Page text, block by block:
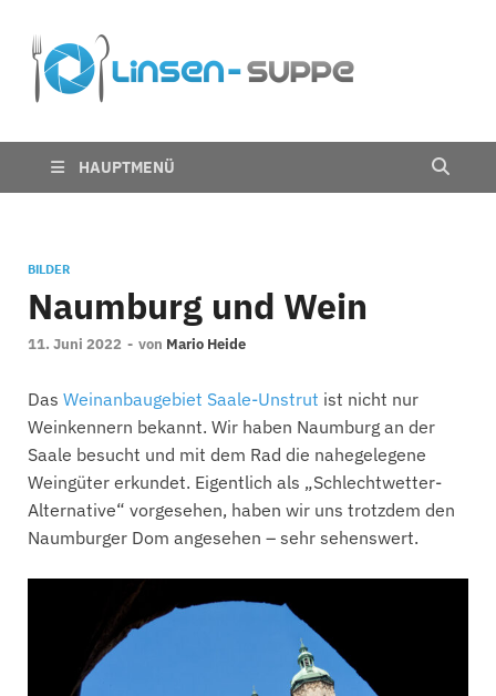
Suppe
HAUPTMENÜ
BILDER
Naumburg und Wein
11. Juni 2022 - von Mario Heide
Das Weinanbaugebiet Saale-Unstrut ist nicht nur
Weinkennern bekannt. Wir haben Naumburg an der
Saale besucht und mit dem Rad die nahegelegene
Weingüter erkundet. Eigentlich als „Schlechtwetter-
Alternative“ vorgesehen, haben wir uns trotzdem den
Naumburger Dom angesehen – sehr sehenswert.